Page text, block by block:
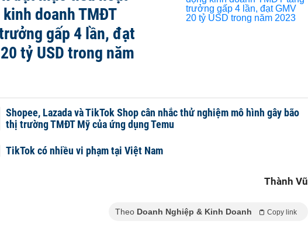
doanh TMĐT
gấp 4 lần, đạt
tỷ USD trong năm
Shopee, Lazada và TikTok Shop cân nhắc thử nghiệm mô hình gây bão
thị trường TMĐT Mỹ của ứng dụng Temu
TikTok có nhiều vi phạm tại Việt Nam
Thành Vũ
Theo Doanh Nghiệp & Kinh Doanh Copy link